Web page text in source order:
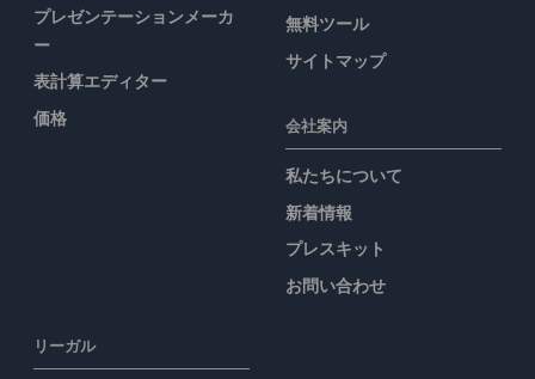
プレゼンテーションメーカ
ー
表計算エディター
価格
無料ツール
サイトマップ
会社案内
私たちについて
新着情報
プレスキット
お問い合わせ
リーガル